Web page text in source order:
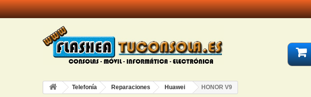
Telefonía Reparaciones Huawei HONOR V9